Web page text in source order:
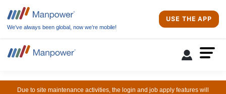
We’ve always been global, now we’re mobile!
USE THE APP
Due to site maintenance activities, the login and job apply features will